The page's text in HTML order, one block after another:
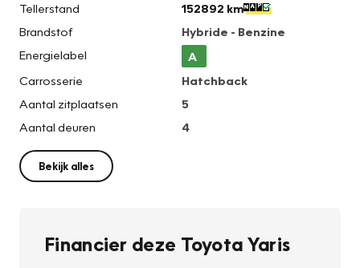
Tellerstand
152892 km
Brandstof
Hybride - Benzine
Energielabel
A
Carrosserie
Hatchback
Aantal zitplaatsen
5
Aantal deuren
4
Bekijk alles
Financier deze Toyota Yaris